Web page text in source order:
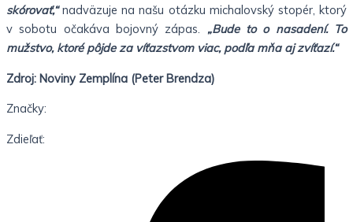
skórovať,“nadväzuje na našu otázku michalovský stopér, ktorý
v sobotu očakáva bojovný zápas. „Bude to o nasadení. To
mužstvo, ktoré pôjde za víťazstvom viac, podľa mňa aj zvíťazí.“
Zdroj: Noviny Zemplína (Peter Brendza)
Značky:
Zdieľať: